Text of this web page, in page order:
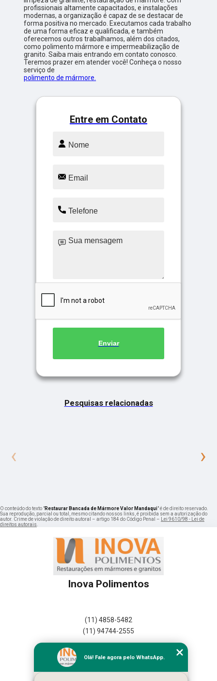
profissionais altamente capacitados, e instalações
modernas, a organização é capaz de se destacar de
forma positiva no mercado. Executamos cada trabalho
de uma forma eficaz e qualificada, e também
oferecemos outros trabalhamos, além dos citados,
como polimento mármore e impermeabilização de
granito. Saiba mais entrando em contato conosco.
Teremos prazer em atender você! Conheça o nosso
serviço de
polimento de mármore.
Entre em Contato
Enviar
Pesquisas relacionadas
‹ ›
O conteúdo do texto "Restaurar Bancada de Mármore Valor Mandaqui" é de direito reservado.
Sua reprodução, parcial ou total, mesmo citando nossos links, é proibida sem a autorização do
autor. Crime de violação de direito autoral – artigo 184 do Código Penal –
Lei 9610/98 - Lei de
direitos autorais
Inova Polimentos
(11) 4858-5482
(11) 94744-2555
Empresa
Missão
Olá! Fale agora pelo WhatsApp.